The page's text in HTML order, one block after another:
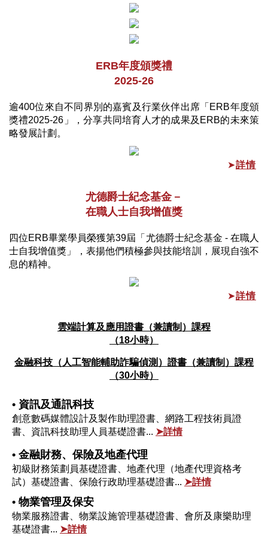
➤詳情
ERB年度頒獎禮
2025-26
逾400位來自不同界別的嘉賓及行業伙伴出席「ERB年度頒
獎禮2025-26」，分享共同培育人才的成果及ERB的未來策
略發展計劃。
➤詳情
尤德爵士紀念基金－
在職人士自我增值獎
四位ERB畢業學員榮獲第39屆「尤德爵士紀念基金 - 在職人
士自我增值獎」，表揚他們積極參與技能培訓，展現自強不
息的精神。
雲端計算及應用證書（兼讀制）課程
（18小時）
金融科技（人工智能輔助詐騙偵測）證書（兼讀制）課程
（30小時）
• 資訊及通訊科技
創意數碼媒體設計及製作助理證書、網路工程技術員證
書、資訊科技助理人員基礎證書... ➤詳情
• 金融財務、保險及地產代理
初級財務策劃員基礎證書、地產代理（地產代理資格考
試）基礎證書、保險行政助理基礎證書... ➤詳情
• 物業管理及保安
物業服務證書、物業設施管理基礎證書、會所及康樂助理
基礎證書... ➤詳情